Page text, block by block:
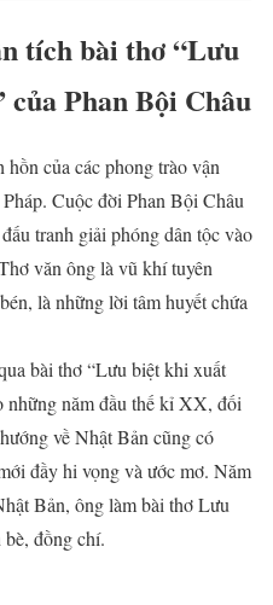
tích bài thơ “Lưu
Phan Bội Châu
của các phong trào vận
Cuộc đời Phan Bội Châu
tranh giải phóng dân tộc vào
văn ông là vũ khí tuyên
là những lời tâm huyết chứa
bài thơ “Lưu biệt khi xuất
những năm đầu thế kỉ XX, đối
về Nhật Bản cũng có
đầy hi vọng và ước mơ. Năm
Bản, ông làm bài thơ Lưu
đồng chí.